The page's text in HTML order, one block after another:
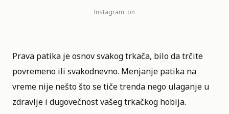
Instagram: on
Prava patika je osnov svakog trkača, bilo da trčite
povremeno ili svakodnevno. Menjanje patika na
vreme nije nešto što se tiče trenda nego ulaganje u
zdravlje i dugovečnost vašeg trkačkog hobija.